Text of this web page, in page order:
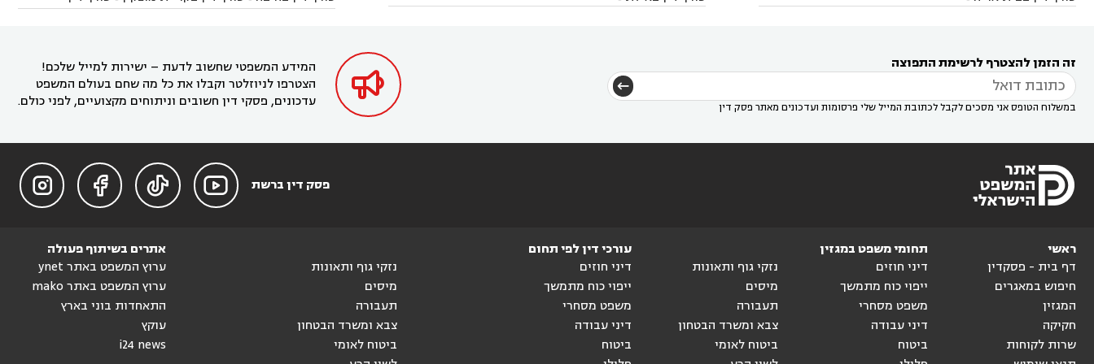
דין בשוהם 
בקרני שומרון  עורך דין בשורש  עורך דין בחריש עורך דין בקיסריה עורך דין בקדימה
בקרית מוצקין
עורך דין בקריית אתא
עורך דין

המידע המשפטי שחשוב לדעת – ישירות למייל שלכם!
הצטרפו לניוזלטר וקבלו את כל מה שחם בעולם המשפט
עדכונים, פסקי דין חשובים וניתוחים מקצועיים, לפני כולם.
זה הזמן להצטרף לרשימת התפוצה
במשלוח הטופס אני מסכים לקבל לכתובת המייל שלי פרסומות ועדכונים מאתר פסק דין
פסק דין ברשת 



ראשי
דף בית - פסקדין
חיפוש במאגרים
המגזין
חקיקה
שרות לקוחות
תחומי משפט במגזין
דיני חוזים
ייפוי כוח מתמשך
משפט מסחרי
דיני עבודה
ביטוח
נזקי גוף ותאונות
מיסים
תעבורה
צבא ומשרד הבטחון
ביטוח לאומי
עורכי דין לפי תחום
דיני חוזים
ייפוי כוח מתמשך
משפט מסחרי
דיני עבודה
ביטוח
נזקי גוף ותאונות
מיסים
תעבורה
צבא ומשרד הבטחון
ביטוח לאומי
אתרים בשיתוף פעולה
ערוץ המשפט באתר ynet
ערוץ המשפט באתר mako
התאחדות בוני בארץ
עוקץ
i24 news